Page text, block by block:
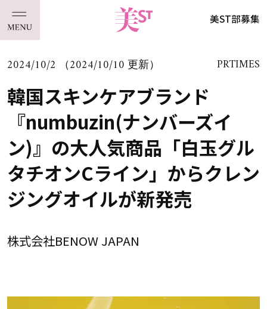
美ST部募集
2024/10/2 （2024/10/10 更新） PRTIMES
韓国スキンケアブランド
『numbuzin(ナンバーズイ
ン)』の大人気商品「白玉グル
タチオンCライン」からクレン
ジングオイルが新発売
株式会社BENOW JAPAN